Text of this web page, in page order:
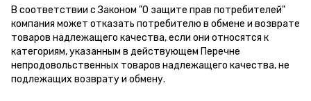
В соответствии с Законом "О защите прав потребителей"
компания может отказать потребителю в обмене и возврате
товаров надлежащего качества, если они относятся к
категориям, указанным в действующем Перечне
непродовольственных товаров надлежащего качества, не
подлежащих возврату и обмену.